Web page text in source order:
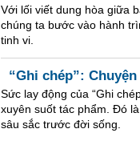
Với lối viết dung hòa giữa
chúng ta bước vào hành
tinh vi.
“Ghi chép”:
Sức lay động của “Ghi
xuyên suốt tác phẩm. Đó
sâu sắc trước đời sống.